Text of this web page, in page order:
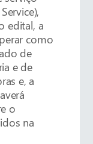
edital, a
como
de
e de
e, a
o
na